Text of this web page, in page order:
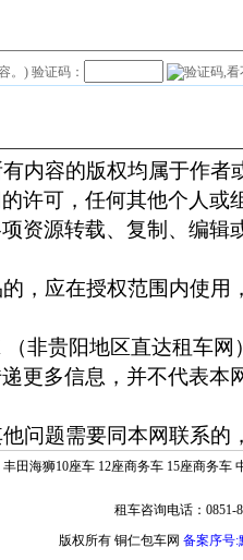
。) 验证码：
内容的版权均属于作者
许可，任何其他个人或
资源转载、复制、编辑
，应在授权范围内使用
非贵阳地区直达租车网
更多信息，并不代表本
问题需要同本网联系的
丰田海狮10座车 12座商务车 15座商务车
租车咨询电话：0851-
版权所有 铜仁包车网 备案序号: